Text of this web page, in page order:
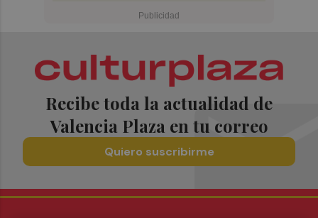
Recibe toda la actualidad de
Valencia Plaza en tu correo
Quiero suscribirme